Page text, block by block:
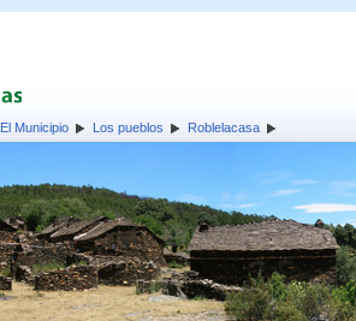
El Municipio Los pueblos Roblelacasa